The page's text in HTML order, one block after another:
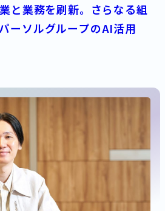
と業務を刷新。さらなる組
ーソルグループのAI活用